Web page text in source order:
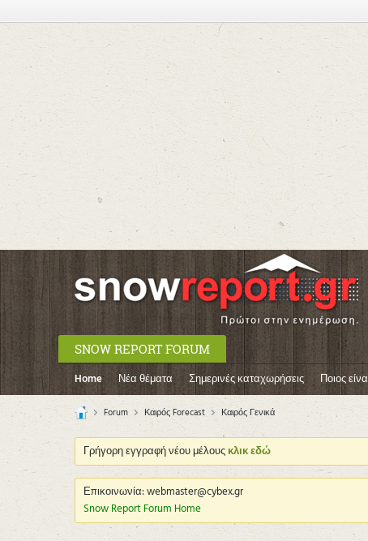
SNOW REPORT FORUM
Home Νέα θέματα Σημερινές καταχωρήσεις Ποιος
Forum Καιρός Forecast Καιρός Γενικά
Γρήγορη εγγραφή νέου μέλουςκλικ εδώ
Επικοινωνία: webmaster@cybex.gr
Snow Report Forum Home